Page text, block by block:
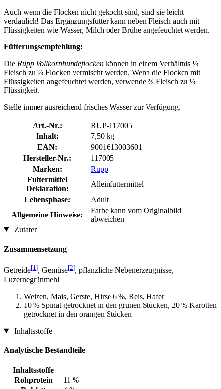
Auch wenn die Flocken nicht gekocht sind, sind sie leicht
verdaulich! Das Ergänzungsfutter kann neben Fleisch auch mit
Flüssigkeiten wie Wasser, Milch oder Brühe angefeuchtet werden.
Fütterungsempfehlung:
Die Rupp Vollkornhundeflocken können in einem Verhältnis ⅓
Fleisch zu ⅔ Flocken vermischt werden. Wenn die Flocken mit
Flüssigkeiten angefeuchtet werden, verwende ⅔ Fleisch zu ⅓
Flüssigkeit.
Stelle immer ausreichend frisches Wasser zur Verfügung.
Art.-Nr.:
RUP-117005
Inhalt:
7,50 kg
EAN:
9001613003601
Hersteller-Nr.:
117005
Marken:
Rupp
Futtermittel
Deklaration:
Alleinfuttermittel
Lebensphase:
Adult
Allgemeine Hinweise:
Farbe kann vom Originalbild
abweichen
Zutaten
Zusammensetzung
Getreide[1], Gemüse[2], pflanzliche Nebenerzeugnisse,
Luzernegrünmehl
Weizen, Mais, Gerste, Hirse 6 %, Reis, Hafer
10 % Spinat getrocknet in den grünen Stücken, 20 % Karotten
getrocknet in den orangen Stücken
Inhaltsstoffe
Analytische Bestandteile
Inhaltsstoffe
Rohprotein
11 %